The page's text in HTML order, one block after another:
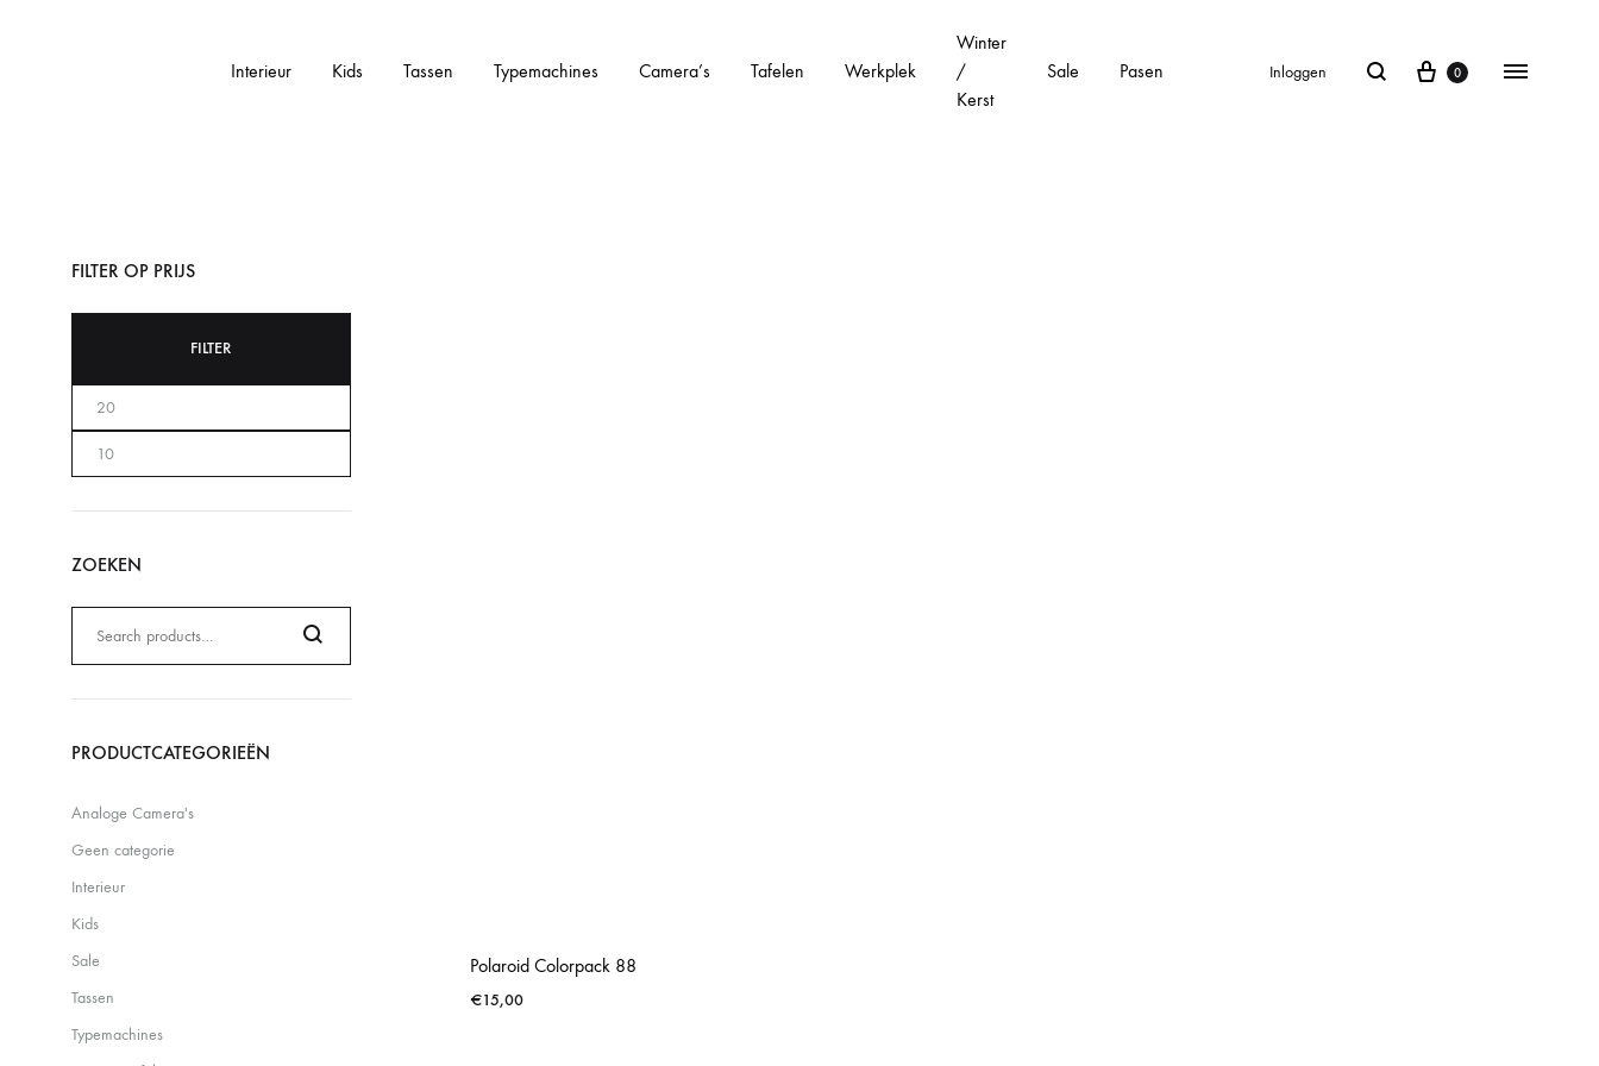
Interieur Kids Tassen Typemachines Camera’s Tafelen Werkplek
Winter
/
Kerst
Sale Pasen Inloggen 0
Polaroid Colorpack 88
€15,00
FILTER OP PRIJS
FILTER
ZOEKEN
naar:
Search
PRODUCTCATEGORIEËN
Analoge Camera's
Geen categorie
Interieur
Kids
Sale
Tassen
Typemachines